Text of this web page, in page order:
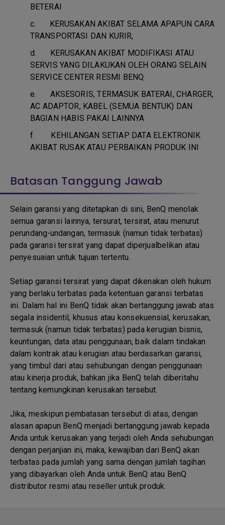
BETERAI
c. KERUSAKAN AKIBAT SELAMA APAPUN CARA
TRANSPORTASI DAN KURIR,
d. KERUSAKAN AKIBAT MODIFIKASI ATAU
SERVIS YANG DILAKUKAN OLEH ORANG SELAIN
SERVICE CENTER RESMI BENQ
e. AKSESORIS, TERMASUK BATERAI, CHARGER,
AC ADAPTOR, KABEL (SEMUA BENTUK) DAN
BAGIAN HABIS PAKAI LAINNYA
f. KEHILANGAN SETIAP DATA ELEKTRONIK
AKIBAT RUSAK ATAU PERBAIKAN PRODUK INI
Batasan Tanggung Jawab
Selain garansi yang ditetapkan di sini, BenQ menolak
semua garansi lainnya, tersurat, tersirat, atau menurut
perundang-undangan, termasuk (namun tidak terbatas)
pada garansi tersirat yang dapat diperjualbelikan atau
penyesuaian untuk tujuan tertentu.
Setiap garansi tersirat yang dapat dikenakan oleh hukum
yang berlaku terbatas pada ketentuan garansi terbatas
ini. Dalam hal ini BenQ tidak akan bertanggung jawab atas
segala insidentil, khusus atau konsekuensial, kerusakan,
termasuk (namun tidak terbatas) pada kerugian bisnis,
keuntungan, data atau penggunaan, baik dalam tindakan
dalam kontrak atau kerugian atau berdasarkan garansi,
yang timbul dari atau sehubungan dengan penggunaan
atau kinerja produk, bahkan jika BenQ telah diberitahu
tentang kemungkinan kerusakan tersebut.
Jika, meskipun pembatasan tersebut di atas, dengan
alasan apapun BenQ menjadi bertanggung jawab kepada
Anda untuk kerusakan yang terjadi oleh Anda sehubungan
dengan perjanjian ini, maka, kewajiban dari BenQ akan
terbatas pada jumlah yang sama dengan jumlah tagihan
yang dibayarkan oleh Anda untuk BenQ atau BenQ
distributor resmi atau reseller untuk produk.